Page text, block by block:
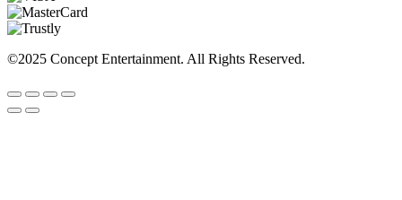
©2025 Concept Entertainment. All Rights Reserved.